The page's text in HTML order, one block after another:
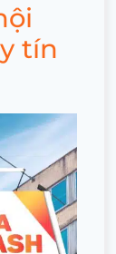
tín